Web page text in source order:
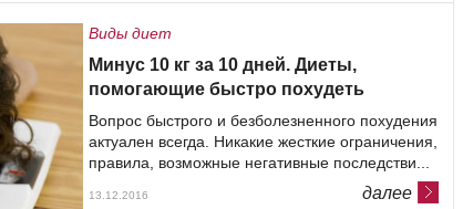
Виды диет
Минус 10 кг за 10 дней. Диеты,
помогающие быстро похудеть
Вопрос быстрого и безболезненного похудения
актуален всегда. Никакие жесткие ограничения,
правила, возможные негативные последстви...
далее
13.12.2016